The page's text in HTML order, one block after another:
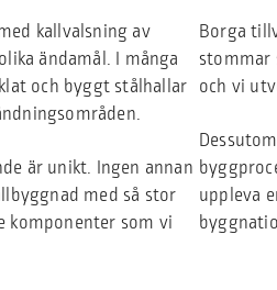
kallvalsning av
ändamål. I många
och byggt stålhallar
är unikt. Ingen annan
med så stor
komponenter som vi
Borga
stommar
och vi
uppleva